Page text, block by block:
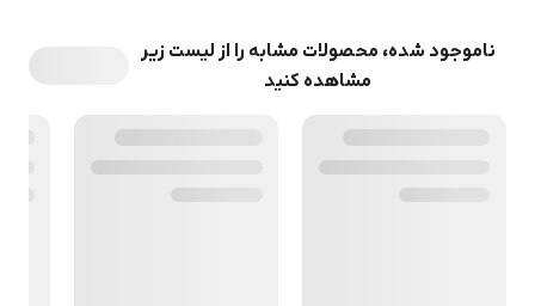
ناموجود شده، محصولات مشابه را از لیست زیر
مشاهده کنید